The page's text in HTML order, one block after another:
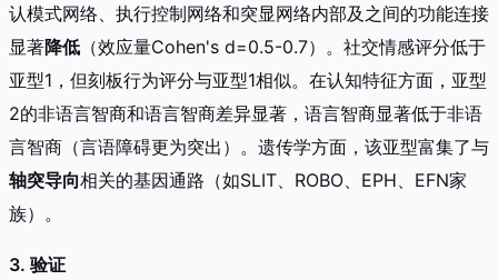
认模式网络、执行控制网络和突显网络内部及之间的功能连接
显著降低 （效应量Cohen's d=0.5-0.7）。社交情感评分低于
亚型1，但刻板行为评分与亚型1相似。在认知特征方面，亚型
2的非语言智商和语言智商差异显著，语言智商显著低于非语
言智商（言语障碍更为突出）。遗传学方面，该亚型富集了与
轴突导向相关的基因通路（如SLIT、ROBO、EPH、EFN家
族）。
3. 验证